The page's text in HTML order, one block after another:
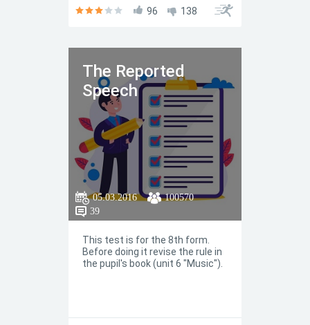
96 138
The Reported
Speech
05.03.2016
100570
39
This test is for the 8th form.
Before doing it revise the rule in
the pupil's book (unit 6 "Music").